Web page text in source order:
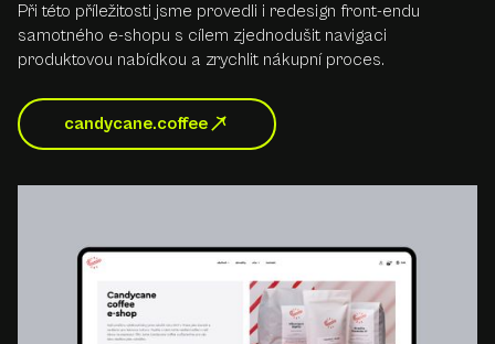
Při této příležitosti jsme provedli i redesign front-endu
samotného e-shopu s cílem zjednodušit navigaci
produktovou nabídkou a zrychlit nákupní proces.
candycane.coffee